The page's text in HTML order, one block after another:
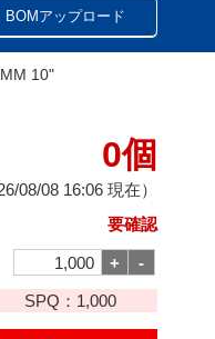
BOMアップロード
10"
0個
08/08 16:06 現在）
要確認
SPQ： 1,000